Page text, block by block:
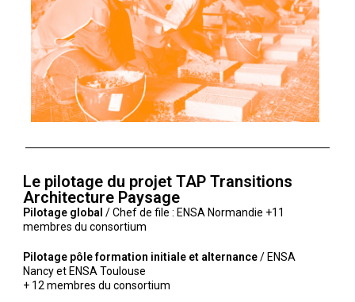
Le pilotage du projet TAP Transitions
Architecture Paysage
Pilotage global / Chef de file : ENSA Normandie +11
membres du consortium
Pilotage pôle formation initiale et alternance/ ENSA
Nancy et ENSA Toulouse
+ 12 membres du consortium